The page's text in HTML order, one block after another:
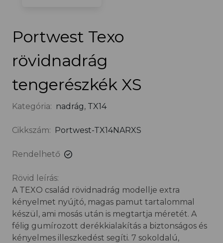
Portwest Texo
rövidnadrág
tengerészkék XS
Kategória: nadrág, TX14
Cikkszám: Portwest-TX14NARXS
Rendelhető
Rövid leírás:
A TEXO család rövidnadrág modellje extra
kényelmet nyújtó, magas pamut tartalommal
készül, ami mosás után is megtartja méretét. A
félig gumírozott derékkialakítás a biztonságos és
kényelmes illeszkedést segíti. 7 sokoldalú,